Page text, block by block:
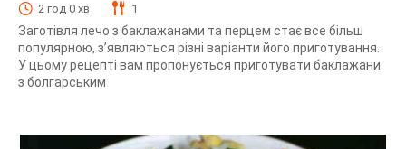
2 год 0 хв 1
Заготівля лечо з баклажанами та перцем стає все більш
популярною, з’являються різні варіанти його приготування.
У цьому рецепті вам пропонується приготувати баклажани
з болгарським